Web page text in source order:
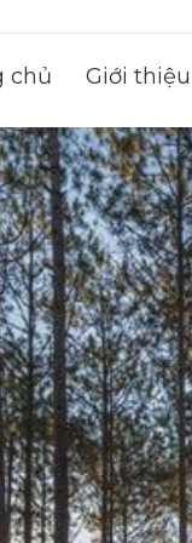
chủ Giới thiệu